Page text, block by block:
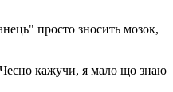
просто зносить мозок,
Чесно кажучи, я мало що знаю